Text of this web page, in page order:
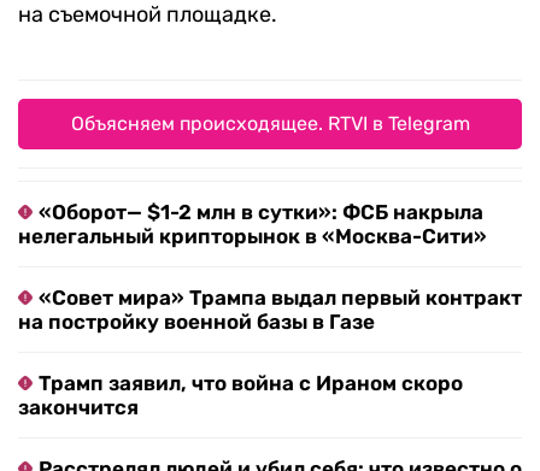
на съемочной площадке.
Объясняем происходящее. RTVI в Telegram
«Оборот— $1-2 млн в сутки»: ФСБ накрыла
нелегальный крипторынок в «Москва-Сити»
«Совет мира» Трампа выдал первый контракт
на постройку военной базы в Газе
Трамп заявил, что война с Ираном скоро
закончится